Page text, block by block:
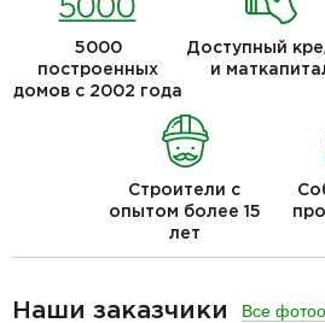
5000
построенных
домов с 2002 года
Доступный
и
Строители с
опытом более 15
лет
Наши заказчики Все